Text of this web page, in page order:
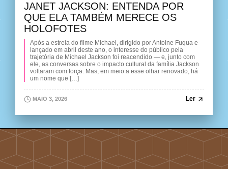
JANET JACKSON: ENTENDA POR
QUE ELA TAMBÉM MERECE OS
HOLOFOTES
Após a estreia do filme Michael, dirigido por Antoine Fuqua e
lançado em abril deste ano, o interesse do público pela
trajetória de Michael Jackson foi reacendido — e, junto com
ele, as conversas sobre o impacto cultural da família Jackson
voltaram com força. Mas, em meio a esse olhar renovado, há
um nome que […]
MAIO 3, 2026 Ler